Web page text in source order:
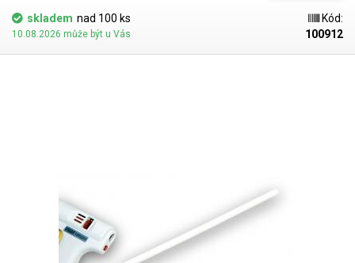
skladem nad 100 ks
10.08.2026 může být u Vás
Kód:
100912